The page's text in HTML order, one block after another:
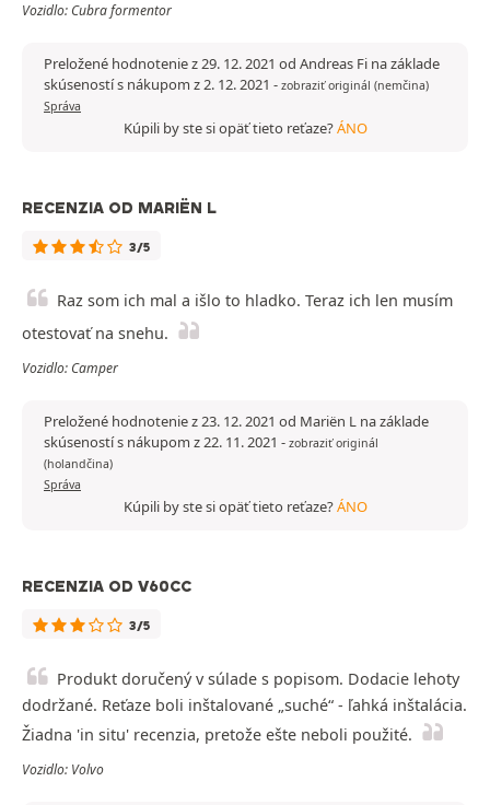
Vozidlo: Cubra formentor
Preložené hodnotenie z 29. 12. 2021 od Andreas Fi na základe
skúseností s nákupom z 2. 12. 2021 - zobraziť originál (nemčina)
Správa
Kúpili by ste si opäť tieto reťaze?ÁNO
RECENZIA OD MARIËN L
3/5
Raz som ich mal a išlo to hladko. Teraz ich len musím
otestovať na snehu.
Vozidlo: Camper
Preložené hodnotenie z 23. 12. 2021 od Mariën L na základe
skúseností s nákupom z 22. 11. 2021 - zobraziť originál
(holandčina)
Správa
Kúpili by ste si opäť tieto reťaze?ÁNO
RECENZIA OD V60CC
3/5
Produkt doručený v súlade s popisom. Dodacie lehoty
dodržané. Reťaze boli inštalované „suché“ - ľahká inštalácia.
Žiadna 'in situ' recenzia, pretože ešte neboli použité.
Vozidlo: Volvo